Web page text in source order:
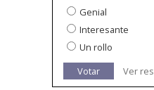
Genial
Interesante
Un rollo
Votar
Ver